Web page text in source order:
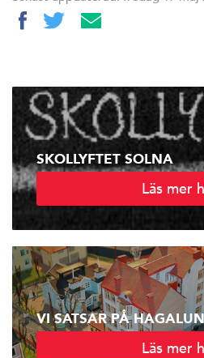
SKOLLYFTET SOLNA
Läs mer
VI SATSAR PÅ
Läs mer